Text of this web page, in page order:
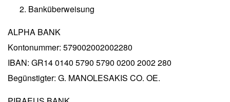
Banküberweisung
ALPHA BANK
Kontonummer: 579002002002280
IBAN: GR14 0140 5790 5790 0200 2002 280
Begünstigter: G. MANOLESAKIS CO. OE.